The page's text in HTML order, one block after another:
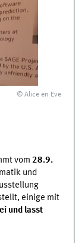
© Alice en Eve
vom28.9.
und
einige mit
und lasst